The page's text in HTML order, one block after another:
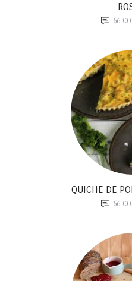
66
QUICHE DE
66